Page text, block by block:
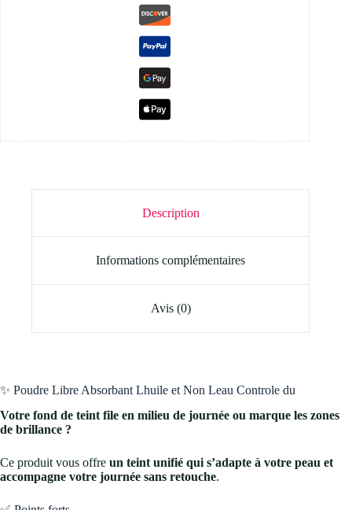
Description
Informations complémentaires
Avis (0)
✨ Poudre Libre Absorbant Lhuile et Non Leau Controle du
Votre fond de teint file en milieu de journée ou marque les zones
de brillance ?
Ce produit vous offre un teint unifié qui s’adapte à votre peau et
accompagne votre journée sans retouche.